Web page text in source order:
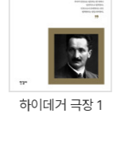
로 이 세기에서 유
월 26일 세상을 떠
알게마이네 차이퉁
철학사의 모든 지혜
마한 작품은 지금까
다도 더 깊이 그의
하이데거 극장 1